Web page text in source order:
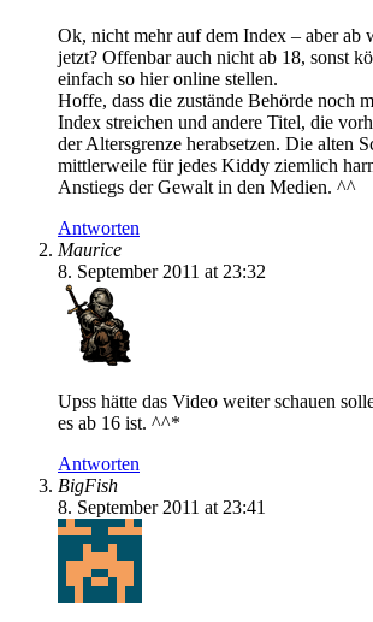
Ok, nicht mehr auf dem Index – aber ab
jetzt? Offenbar auch nicht ab 18, sonst
einfach so hier online stellen.
Hoffe, dass die zustände Behörde noch
Index streichen und andere Titel, die
der Altersgrenze herabsetzen. Die alten
mittlerweile für jedes Kiddy ziemlich
Anstiegs der Gewalt in den Medien. ^^
Antworten
Maurice
8. September 2011 at 23:32
Upss hätte das Video weiter schauen
es ab 16 ist. ^^*
Antworten
BigFish
8. September 2011 at 23:41